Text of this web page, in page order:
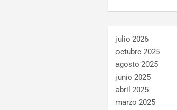
julio 2026
octubre 2025
agosto 2025
junio 2025
abril 2025
marzo 2025